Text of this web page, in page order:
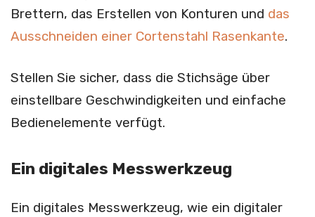
Brettern, das Erstellen von Konturen und das
Ausschneiden einer Cortenstahl Rasenkante.
Stellen Sie sicher, dass die Stichsäge über
einstellbare Geschwindigkeiten und einfache
Bedienelemente verfügt.
Ein digitales Messwerkzeug
Ein digitales Messwerkzeug, wie ein digitaler